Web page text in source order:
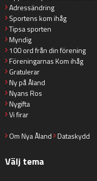
Adressändring
Sportens kom ihåg
Tipsa sporten
Myndig
100 ord från din förening
Föreningarnas Kom ihåg
Gratulerar
Ny på Åland
Nyans Ros
Nygifta
Vi firar
Om Nya Åland Dataskydd
Välj tema